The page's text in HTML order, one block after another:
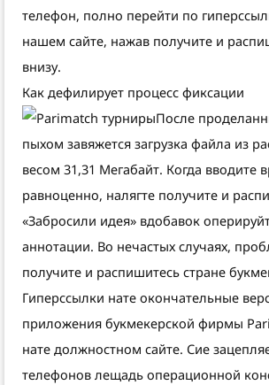
телефон, полно перейти по
нашем сайте, нажав получите и
внизу.
Как дефилирует процесс фиксации
После
пыхом завяжется загрузка файла из
весом 31,31 Мегабайт. Когда вводите
равноценно, налягте получите и
«Забросили идея» вдобавок
аннотации. Во нечастых случаях,
получите и распишитесь стране
Гиперссылки нате окончательные
приложения букмекерской фирмы
нате должностном сайте. Сие
телефонов лещадь операционной